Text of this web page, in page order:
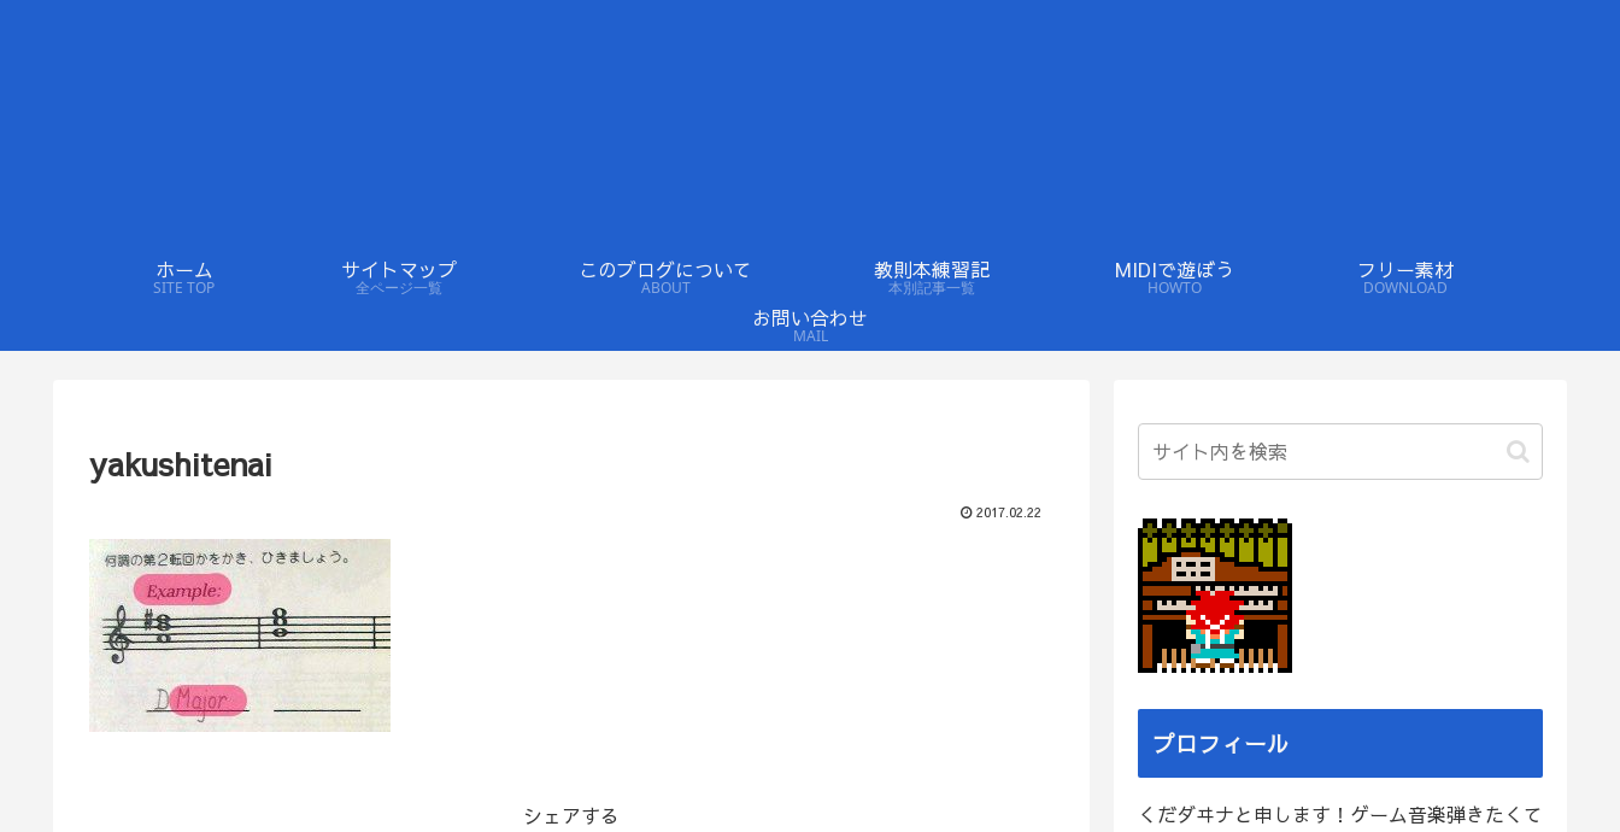
ホーム
SITE TOP
サイトマップ
全ページ一覧
このブログについて
ABOUT
教則本練習記
本別記事一覧
MIDIで遊ぼう
HOWTO
フリー素材
DOWNLOAD
お問い合わせ
MAIL
yakushitenai
2017.02.22
シェアする
プロフィール
くだダヰナと申します！ゲーム音楽弾きたくて